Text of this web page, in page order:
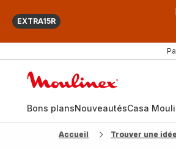
EXTRA15R
Bons plansNouveautésCasa
Accueil Trouver une